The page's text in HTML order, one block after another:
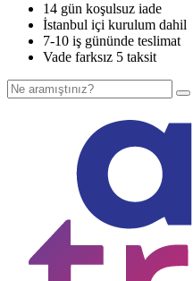
14 gün koşulsuz iade
İstanbul içi kurulum dahil
7-10 iş gününde teslimat
Vade farksız 5 taksit